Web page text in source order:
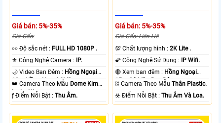
Giá bán: 5%-35%
Giá Gốc:
️👀 Độ sắc nét : FULL HD 1080P .
⚜️ Công Nghệ Camera :
IP.
🌙 Video Ban Đêm : Hồng Ngoại
10m Hồng Ngoại SMD.
👑 Camera Theo Mẫu Dome Kim
loại + Nhựa.
️ƒ Điểm Nỗi Bật :Thu Âm.
Giá bán: 5%-35%
Giá Gốc: Liên Hệ
💯 Chất lượng hình :2K Lite .
🌠 Công Nghệ Sử Dụng :
IP Wifi.
🔴 Xem ban đêm : Hồng Ngoại
15m Có Màu Ban Ðêm.
⛓ Camera Theo MẫuThân Plastic.
️☣️ Điểm Nỗi Bật :Thu Âm Và Loa.